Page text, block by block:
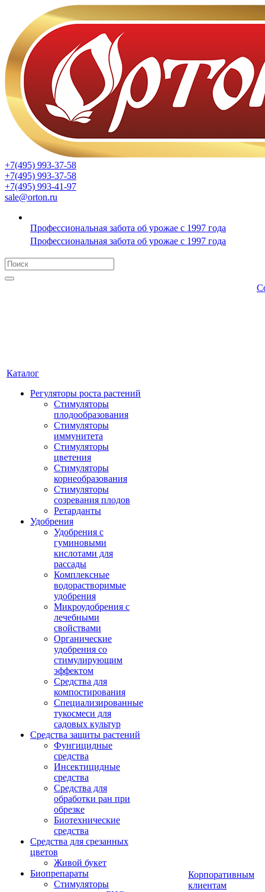
+7(495) 993-37-58
+7(495) 993-37-58
+7(495) 993-41-97
sale@orton.ru
Профессиональная забота об урожае с 1997 года
Профессиональная забота об урожае с 1997 года
Каталог
Регуляторы роста растений
Стимуляторы
плодообразования
Стимуляторы
иммунитета
Стимуляторы
цветения
Стимуляторы
корнеобразования
Стимуляторы
созревания плодов
Ретарданты
Удобрения
Удобрения с
гуминовыми
кислотами для
рассады
Комплексные
водорастворимые
удобрения
Микроудобрения с
лечебными
свойствами
Органические
удобрения со
стимулирующим
эффектом
Средства для
компостирования
Специализированные
тукосмеси для
садовых культур
Средства защиты растений
Фунгицидные
средства
Инсектицидные
средства
Средства для
обработки ран при
обрезке
Биотехнические
средства
Средства для срезанных
цветов
Живой букет
Биопрепараты
Стимуляторы
Корпоративным
клиентам